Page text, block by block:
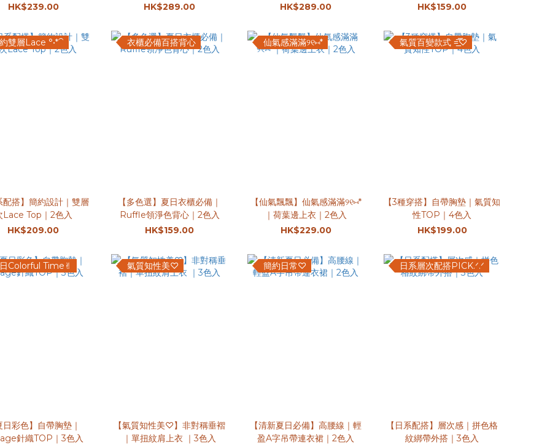
HK$239.00
HK$289.00
HK$289.00
HK$159.00
雙層Lace °•*⁀
配搭】簡約設計｜雙層
Lace Top｜2色入
HK$209.00
衣櫃必備百搭背心
【多色選】夏日衣櫃必備｜
Ruffle領淨色背心｜2色入
HK$159.00
仙氣感滿滿୨୧⑅︎*
【仙氣飄飄】仙氣感滿滿୨୧⑅︎*
｜荷葉邊上衣｜2色入
HK$229.00
氣質百變款式 =͟͟͞͞♡
【3種穿搭】自帶胸墊｜氣質知
性TOP｜4色入
HK$199.00
Colorful Time✌︎
日彩色】自帶胸墊｜
針織TOP｜3色入
氣質知性美♡
【氣質知性美♡】非對稱垂褶
｜單扭紋肩上衣 ｜3色入
簡約日常♡
【清新夏日必備】高腰線｜輕
盈A字吊帶連衣裙｜2色入
日系層次配搭PICK.ᐟ.ᐟ
【日系配搭】層次感｜拼色格
紋綁帶外搭｜3色入